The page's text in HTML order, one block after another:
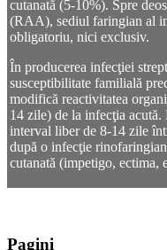
cutanată (5-10%). Spre
(RAA), sediul faringian al
obligatoriu, nici exclusiv.
În producerea infecţiei
susceptibilitate familială
modifică reactivitatea
14 zile) de la infecţia acută.
interval liber de 8-14 zile
după o infecţie
cutanată (impetigo, ectima,
Pagini